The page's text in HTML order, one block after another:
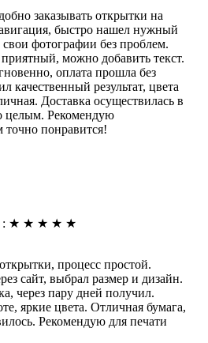
заказывать открытки на
быстро нашел нужный
свои фотографии без проблем.
можно добавить текст.
оплата прошла без
качественный результат, цвета
Доставка осуществилась в
целым. Рекомендую
точно понравится!
: ★ ★ ★ ★ ★
процесс простой.
сайт, выбрал размер и дизайн.
через пару дней получил.
яркие цвета. Отличная бумага,
Рекомендую для печати